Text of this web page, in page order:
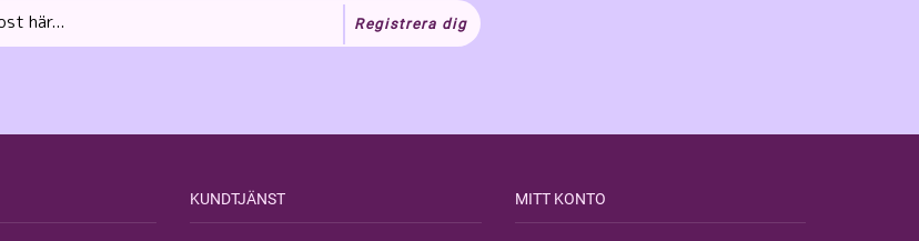
Registrera dig
KUNDTJÄNST MITT KONTO